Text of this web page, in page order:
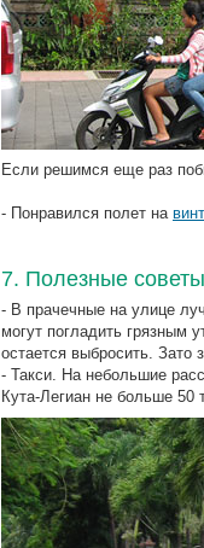
Если решимся еще раз
- Понравился полет на
7. Полезные советы
- В прачечные на улице
могут погладить грязным
остается выбросить.
- Такси. На небольшие
Кута-Легиан не больше 50